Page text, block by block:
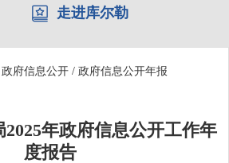
走进库尔勒
政府信息公开 / 政府信息公开年报
年政府信息公开工作年
度报告